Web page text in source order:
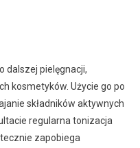
dalszej pielęgnacji,
kosmetyków. Użycie go po
składników aktywnych
regularna tonizacja
zapobiega